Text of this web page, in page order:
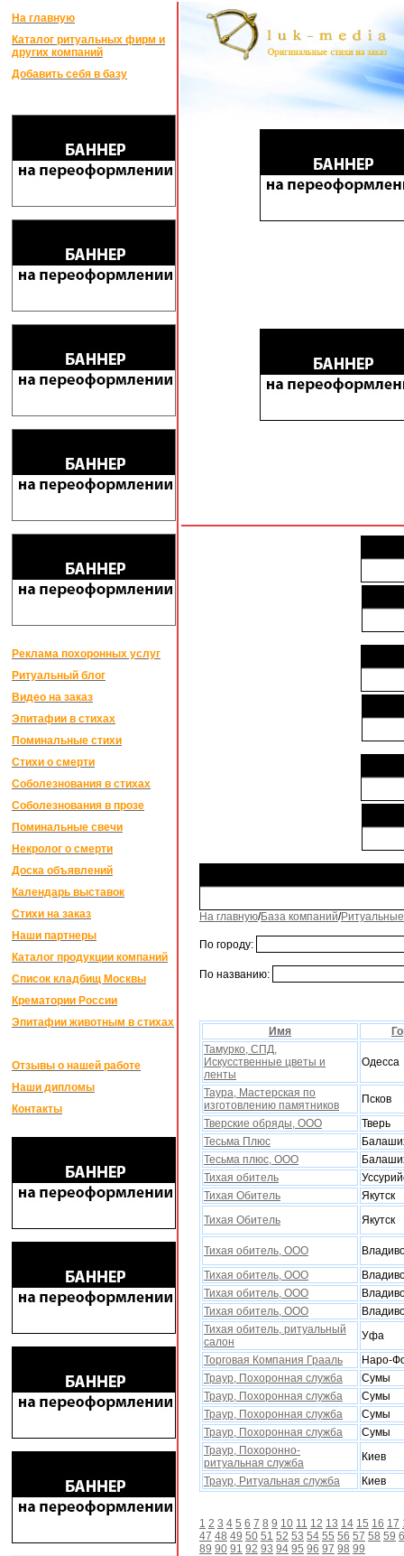
На главную
Каталог ритуальных фирм и
других компаний
Добавить себя в базу
Реклама похоронных услуг
Ритуальный блог
Видео на заказ
Эпитафии в стихах
Поминальные стихи
Стихи о смерти
Соболезнования в стихах
Соболезнования в прозе
Поминальные свечи
Некролог о смерти
Доска объявлений
Календарь выставок
Стихи на заказ
Наши партнеры
Каталог продукции компаний
Список кладбищ Москвы
Крематории России
Эпитафии животным в стихах
Отзывы о нашей работе
Наши дипломы
Контакты
На главную/База компаний/
По городу:
По названию:
Имя
Тамурко, СПД,
Искусственные цветы и
ленты
Одесса
Таура, Мастерская по
изготовлению памятников
Псков
Тверские обряды, ООО
Тверь
Тесьма Плюс
Тесьма плюс, ООО
Тиxая обитель
Тихая Обитель
Якутск
Тихая Обитель
Якутск
Тихая обитель, ООО
Тихая обитель, ООО
Тихая обитель, ООО
Тихая обитель, ООО
Тихая обитель, ритуальный
салон
Уфа
Торговая Компания Грааль
Наро-
Траур, Поxоронная служба
Сумы
Траур, Поxоронная служба
Сумы
Траур, Поxоронная служба
Сумы
Траур, Поxоронная служба
Сумы
Траур, Поxоронно-
ритуальная служба
Киев
Траур, Ритуальная служба
Киев
1 2 3 4 5 6 7 8 9 10 11 12 13 14 15 16 17
47 48 49 50 51 52 53 54 55 56 57 58 59
89 90 91 92 93 94 95 96 97 98 99